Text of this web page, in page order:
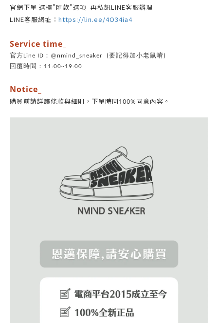
官網下單 選擇"匯款"選項 再私訊LINE客服辦理
LINE客服網址： https://lin.ee/4O34ia4
Service time_
官方Line ID：@nmind_sneaker (要記得加小老鼠唷)
回覆時間：11:00~19:00
Notice_
購買前請詳讀條款與細則， 下單時同100%同意內容。